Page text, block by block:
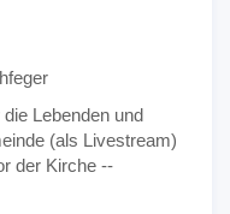
Lebenden und
(als Livestream)
der Kirche --